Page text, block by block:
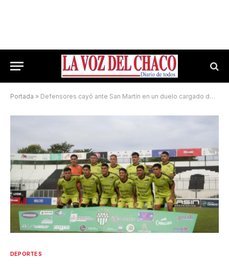
Portada » Defensores cayó ante San Martín en un duelo cargado de polémica
DEPORTES